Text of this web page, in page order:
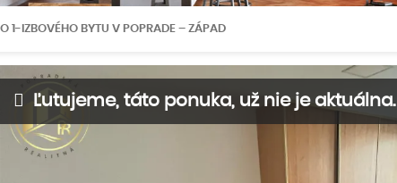
1-IZBOVÉHO BYTU V POPRADE – ZÁPAD
Ľutujeme, táto ponuka, už nie je aktuálna.